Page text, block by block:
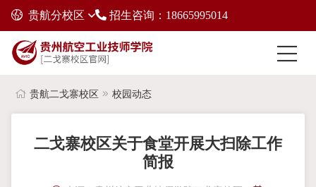
贵航分校区 招生咨询：18665995014
贵航二戈寨校区 校园动态
二戈寨校区关于食堂开展大扫除工作
简报